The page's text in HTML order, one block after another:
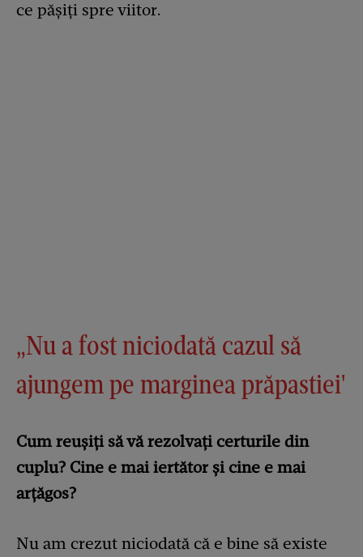
ce pășiți spre viitor.
„Nu a fost niciodată cazul să
ajungem pe marginea prăpastiei'
Cum reușiți să vă rezolvați certurile din
cuplu? Cine e mai iertător și cine e mai
arțăgos?
Nu am crezut niciodată că e bine să existe